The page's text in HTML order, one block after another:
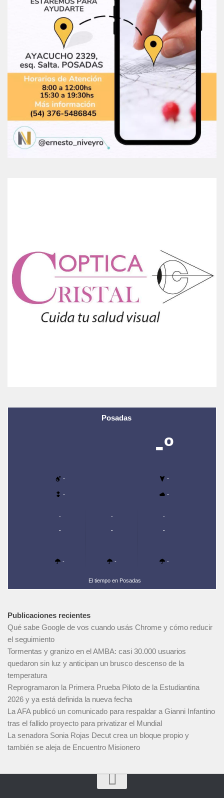
Posadas
-º
- -
- -
-
-
-
-
-
-
-
-
-
El tiempo en Posadas
Publicaciones recientes
Qué sabe Google de vos cuando usás Chrome y cómo reducir
el seguimiento
Tormentas y granizo en el AMBA: casi 30.000 usuarios
quedaron sin luz y anticipan un brusco descenso de la
temperatura
Reprogramaron la Primera Prueba Piloto de la Estudiantina
2026 y ya está definida la nueva fecha
La AFA publicó un comunicado para respaldar a Gianni Infantino
tras el fallido proyecto para privatizar el Mundial
La senadora Sonia Rojas Decut crea un bloque propio y
también se aleja de Encuentro Misionero